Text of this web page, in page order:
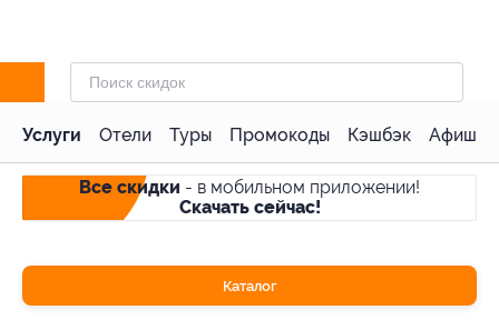
Услуги Отели Туры Промокоды Кэшбэк Афиша
Все скидки - в мобильном приложении!
Скачать сейчас!
Каталог